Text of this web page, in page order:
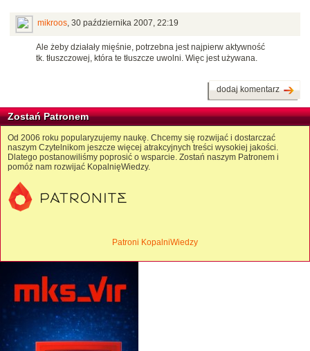
mikroos, 30 października 2007, 22:19
Ale żeby działały mięśnie, potrzebna jest najpierw aktywność
tk. tłuszczowej, która te tłuszcze uwolni. Więc jest używana.
dodaj komentarz
Zostań Patronem
Od 2006 roku popularyzujemy naukę. Chcemy się rozwijać i dostarczać
naszym Czytelnikom jeszcze więcej atrakcyjnych treści wysokiej jakości.
Dlatego postanowiliśmy poprosić o wsparcie. Zostań naszym Patronem i
pomóż nam rozwijać KopalnięWiedzy.
Patroni KopalniWiedzy